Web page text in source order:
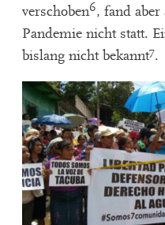
verschoben6, fand
Pandemie nicht statt.
bislang nicht bekannt7.